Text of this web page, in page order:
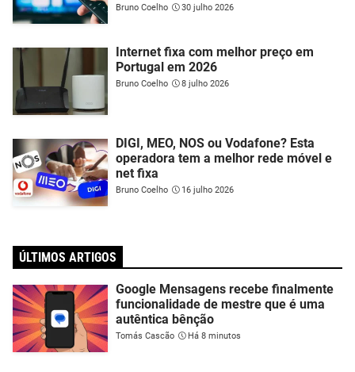
Bruno Coelho 30 julho 2026
Internet fixa com melhor preço em
Portugal em 2026
Bruno Coelho 8 julho 2026
DIGI, MEO, NOS ou Vodafone? Esta
operadora tem a melhor rede móvel e
net fixa
Bruno Coelho 16 julho 2026
ÚLTIMOS ARTIGOS
Google Mensagens recebe finalmente
funcionalidade de mestre que é uma
autêntica bênção
Tomás Cascão Há 8 minutos